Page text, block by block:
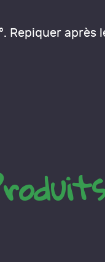
Repiquer après